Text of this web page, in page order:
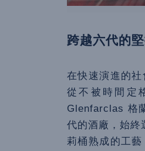
跨越六代的
在快速演進的
從不被時間定
Glenfarclas 格
代的酒廠，始
莉桶熟成的工